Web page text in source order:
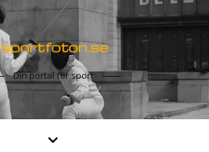
Din portal för sport